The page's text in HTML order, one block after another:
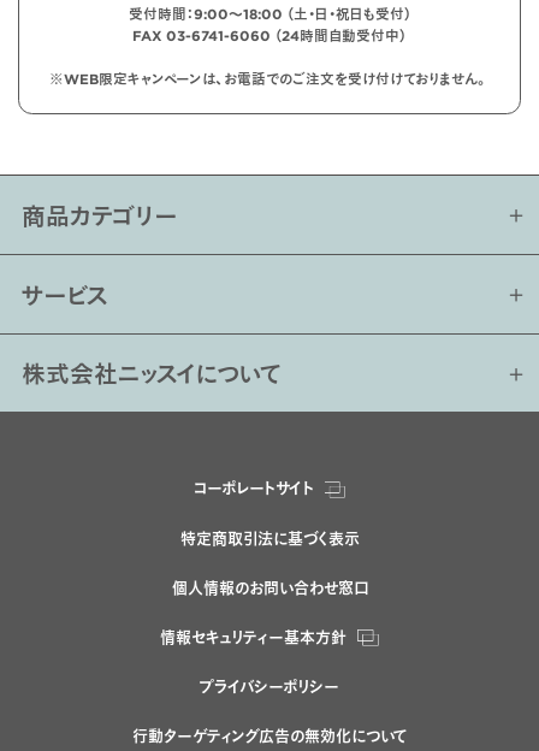
受付時間：9:00〜18:00 （土・日・祝日も受付）
FAX 03-6741-6060 （24時間自動受付中）
※WEB限定キャンペーンは、お電話でのご注文を受け付けておりません。
商品カテゴリー
サービス
株式会社ニッスイについて
コーポレートサイト
特定商取引法に基づく表示
個人情報のお問い合わせ窓口
情報セキュリティー基本方針
プライバシーポリシー
行動ターゲティング広告の無効化について